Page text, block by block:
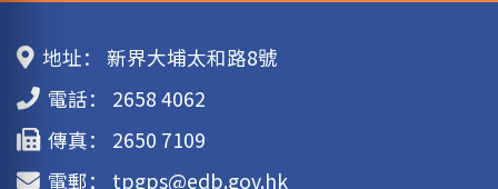
地址：
新界大埔太和路8號
電話：
2658 4062
傳真：
2650 7109
電郵：
tpgps@edb.gov.hk